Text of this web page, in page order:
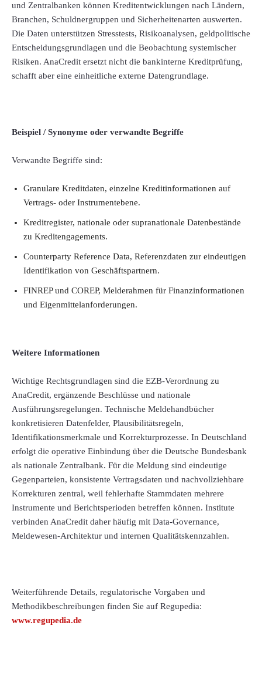
und Zentralbanken können Kreditentwicklungen nach Ländern,
Branchen, Schuldnergruppen und Sicherheitenarten auswerten.
Die Daten unterstützen Stresstests, Risikoanalysen, geldpolitische
Entscheidungsgrundlagen und die Beobachtung systemischer
Risiken. AnaCredit ersetzt nicht die bankinterne Kreditprüfung,
schafft aber eine einheitliche externe Datengrundlage.
Beispiel / Synonyme oder verwandte Begriffe
Verwandte Begriffe sind:
Granulare Kreditdaten, einzelne Kreditinformationen auf
Vertrags- oder Instrumentebene.
Kreditregister, nationale oder supranationale Datenbestände
zu Kreditengagements.
Counterparty Reference Data, Referenzdaten zur eindeutigen
Identifikation von Geschäftspartnern.
FINREP und COREP, Melderahmen für Finanzinformationen
und Eigenmittelanforderungen.
Weitere Informationen
Wichtige Rechtsgrundlagen sind die EZB-Verordnung zu
AnaCredit, ergänzende Beschlüsse und nationale
Ausführungsregelungen. Technische Meldehandbücher
konkretisieren Datenfelder, Plausibilitätsregeln,
Identifikationsmerkmale und Korrekturprozesse. In Deutschland
erfolgt die operative Einbindung über die Deutsche Bundesbank
als nationale Zentralbank. Für die Meldung sind eindeutige
Gegenparteien, konsistente Vertragsdaten und nachvollziehbare
Korrekturen zentral, weil fehlerhafte Stammdaten mehrere
Instrumente und Berichtsperioden betreffen können. Institute
verbinden AnaCredit daher häufig mit Data-Governance,
Meldewesen-Architektur und internen Qualitätskennzahlen.
Weiterführende Details, regulatorische Vorgaben und
Methodikbeschreibungen finden Sie auf Regupedia:
www.regupedia.de